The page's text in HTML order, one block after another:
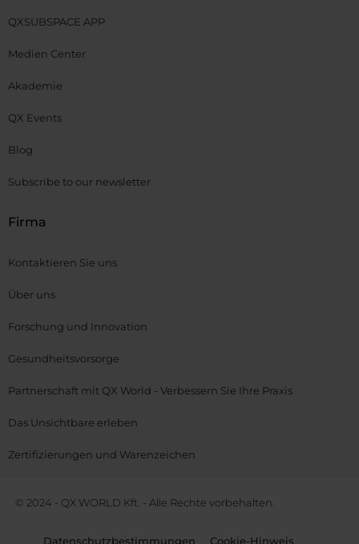
QXSUBSPACE APP
Medien Center
Akademie
QX Events
Blog
Subscribe to our newsletter
Firma
Kontaktieren Sie uns
Über uns
Forschung und Innovation
Gesundheitsvorsorge
Partnerschaft mit QX World - Verbessern Sie Ihre Praxis
Das Unsichtbare erleben
Zertifizierungen und Warenzeichen
© 2024 - QX WORLD Kft. - Alle Rechte vorbehalten.
Datenschutzbestimmungen Cookie-Hinweis